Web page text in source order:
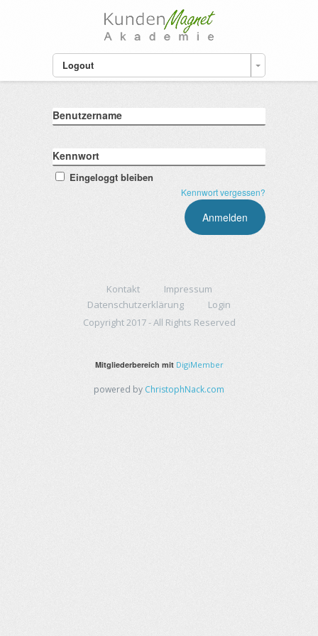
Logout
Benutzername
Kennwort
Eingeloggt bleiben
Kennwort vergessen?
Kontakt
Impressum
Datenschutzerklärung
Login
Copyright 2017 - All Rights Reserved
Mitgliederbereich mit DigiMember
powered by ChristophNack.com